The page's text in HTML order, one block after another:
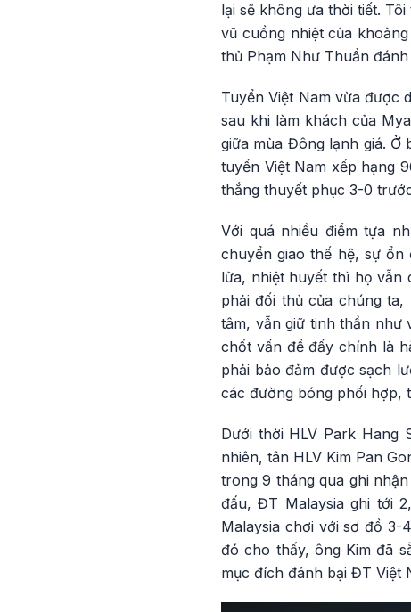
lại sẽ không ưa thời tiết.
vũ cuồng nhiệt của
thủ Phạm Như Thuần đánh
Tuyển Việt Nam vừa được
sau khi làm khách của
giữa mùa Đông lạnh giá. Ở
tuyển Việt Nam xếp hạng
thắng thuyết phục 3-0
Với quá nhiều điểm tựa
chuyển giao thế hệ, sự
lửa, nhiệt huyết thì họ vẫn
phải đối thủ của chúng
tâm, vẫn giữ tinh thần như
chốt vấn đề đấy chính là
phải bảo đảm được sạch
các đường bóng phối hợp,
Dưới thời HLV Park Hang
nhiên, tân HLV Kim Pan
trong 9 tháng qua ghi
đấu, ĐT Malaysia ghi tới
Malaysia chơi với sơ đồ 3-
đó cho thấy, ông Kim đã
mục đích đánh bại ĐT Việt